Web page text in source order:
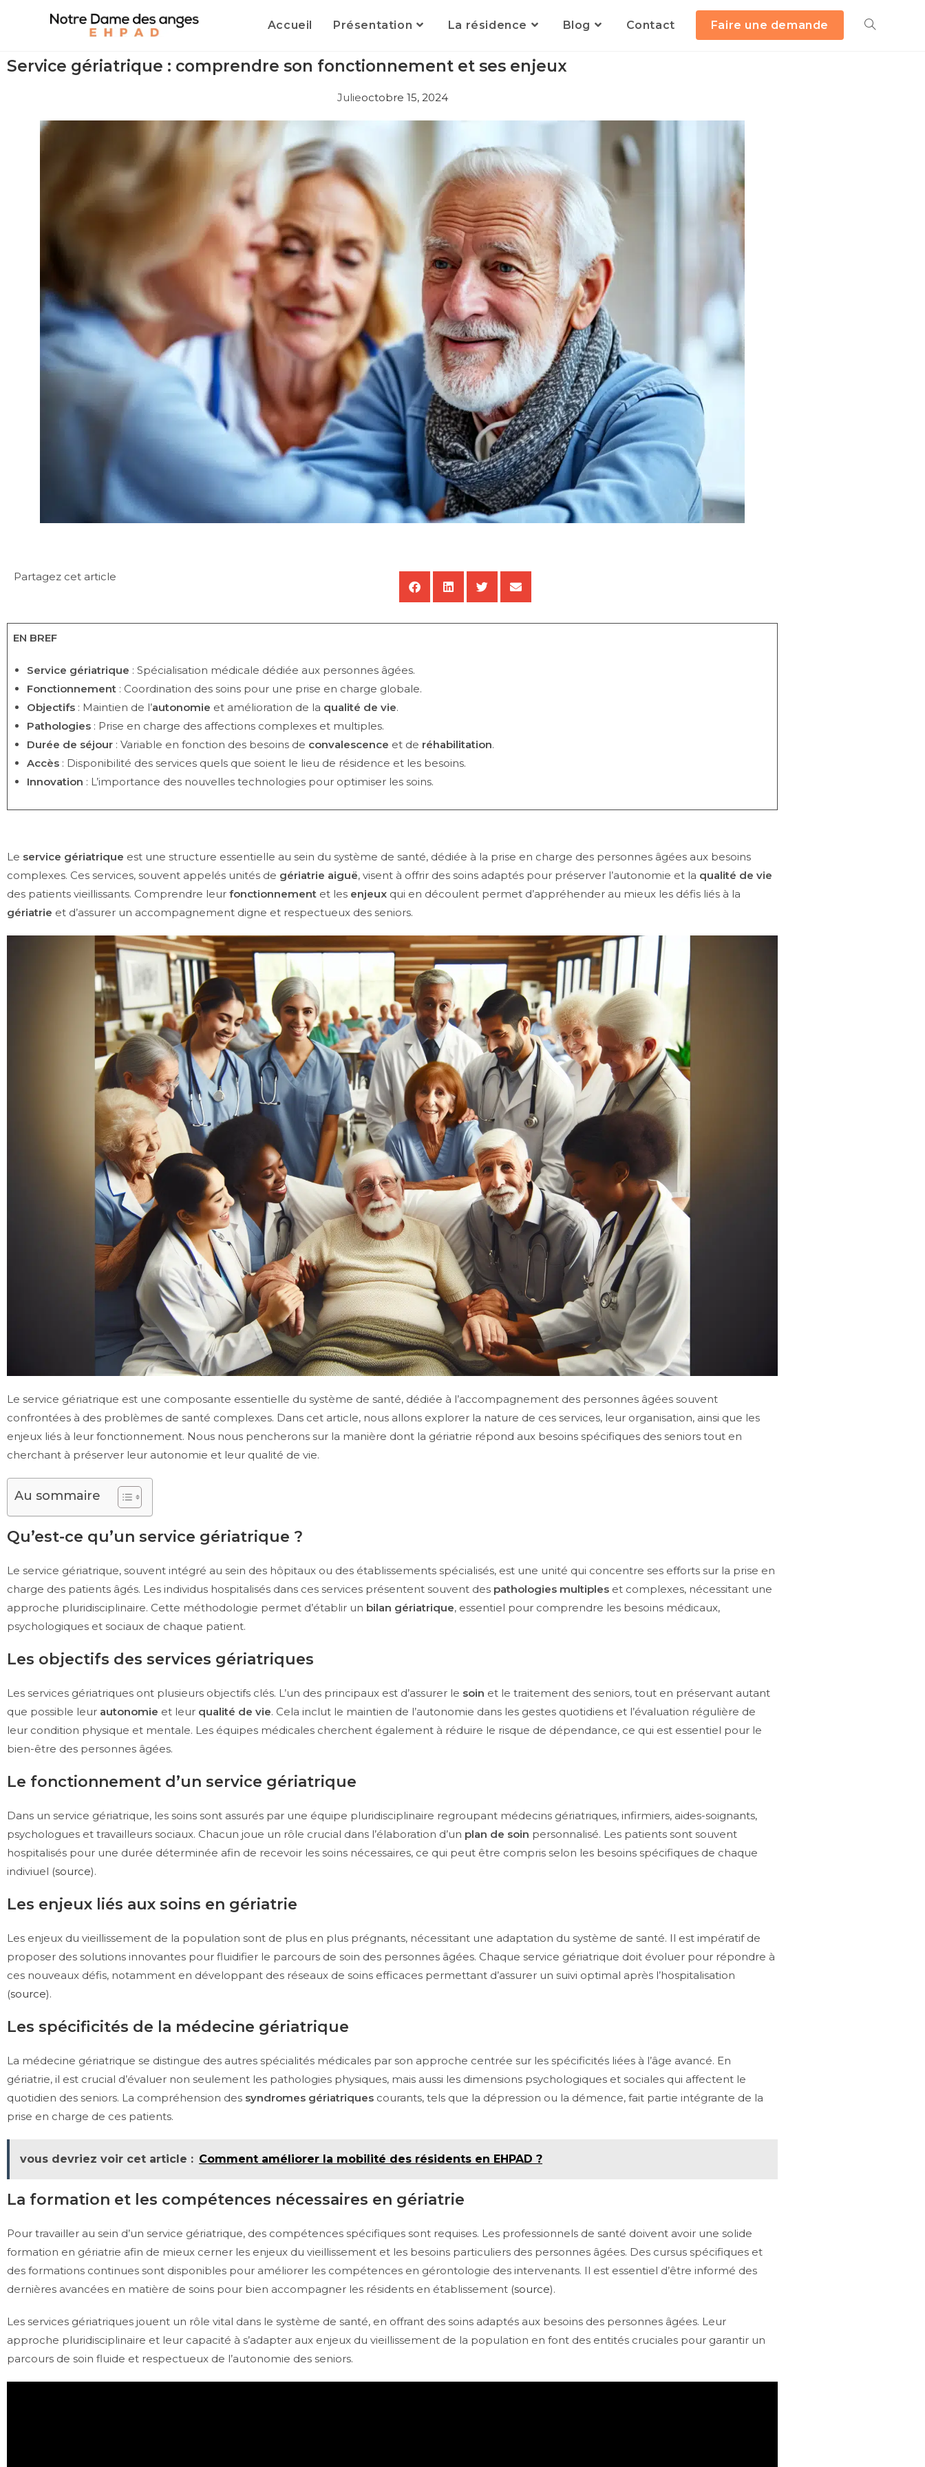
Accueil Présentation La résidence Blog Contact Faire une demande
Service gériatrique : comprendre son fonctionnement et ses enjeux
Julieoctobre 15, 2024
Partagez cet article
EN BREF
Service gériatrique : Spécialisation médicale dédiée aux personnes âgées.
Fonctionnement: Coordination des soins pour une prise en charge globale.
Objectifs: Maintien de l’autonomie et amélioration de la qualité de vie.
Pathologies: Prise en charge des affections complexes et multiples.
Durée de séjour: Variable en fonction des besoins de convalescence et de réhabilitation.
Accès: Disponibilité des services quels que soient le lieu de résidence et les besoins.
Innovation : L’importance des nouvelles technologies pour optimiser les soins.
Le service gériatrique est une structure essentielle au sein du système de santé, dédiée à la prise en charge des personnes âgées aux besoins
complexes. Ces services, souvent appelés unités de gériatrie aiguë, visent à offrir des soins adaptés pour préserver l’autonomie et la qualité de vie
des patients vieillissants. Comprendre leur fonctionnement et les enjeux qui en découlent permet d’appréhender au mieux les défis liés à la
gériatrie et d’assurer un accompagnement digne et respectueux des seniors.
Le service gériatrique est une composante essentielle du système de santé, dédiée à l’accompagnement des personnes âgées souvent
confrontées à des problèmes de santé complexes. Dans cet article, nous allons explorer la nature de ces services, leur organisation, ainsi que les
enjeux liés à leur fonctionnement. Nous nous pencherons sur la manière dont la gériatrie répond aux besoins spécifiques des seniors tout en
cherchant à préserver leur autonomie et leur qualité de vie.
Au sommaire
Qu’est-ce qu’un service gériatrique ?
Le service gériatrique, souvent intégré au sein des hôpitaux ou des établissements spécialisés, est une unité qui concentre ses efforts sur la prise en
charge des patients âgés. Les individus hospitalisés dans ces services présentent souvent des pathologies multiples et complexes, nécessitant une
approche pluridisciplinaire. Cette méthodologie permet d’établir un bilan gériatrique, essentiel pour comprendre les besoins médicaux,
psychologiques et sociaux de chaque patient.
Les objectifs des services gériatriques
Les services gériatriques ont plusieurs objectifs clés. L’un des principaux est d’assurer le soin et le traitement des seniors, tout en préservant autant
que possible leur autonomie et leur qualité de vie. Cela inclut le maintien de l’autonomie dans les gestes quotidiens et l’évaluation régulière de
leur condition physique et mentale. Les équipes médicales cherchent également à réduire le risque de dépendance, ce qui est essentiel pour le
bien-être des personnes âgées.
Le fonctionnement d’un service gériatrique
Dans un service gériatrique, les soins sont assurés par une équipe pluridisciplinaire regroupant médecins gériatriques, infirmiers, aides-soignants,
psychologues et travailleurs sociaux. Chacun joue un rôle crucial dans l’élaboration d’un plan de soin personnalisé. Les patients sont souvent
hospitalisés pour une durée déterminée afin de recevoir les soins nécessaires, ce qui peut être compris selon les besoins spécifiques de chaque
indiviuel (source).
Les enjeux liés aux soins en gériatrie
Les enjeux du vieillissement de la population sont de plus en plus prégnants, nécessitant une adaptation du système de santé. Il est impératif de
proposer des solutions innovantes pour fluidifier le parcours de soin des personnes âgées. Chaque service gériatrique doit évoluer pour répondre à
ces nouveaux défis, notamment en développant des réseaux de soins efficaces permettant d’assurer un suivi optimal après l’hospitalisation
(source).
Les spécificités de la médecine gériatrique
La médecine gériatrique se distingue des autres spécialités médicales par son approche centrée sur les spécificités liées à l’âge avancé. En
gériatrie, il est crucial d’évaluer non seulement les pathologies physiques, mais aussi les dimensions psychologiques et sociales qui affectent le
quotidien des seniors. La compréhension des syndromes gériatriques courants, tels que la dépression ou la démence, fait partie intégrante de la
prise en charge de ces patients.
vous devriez voir cet article : Comment améliorer la mobilité des résidents en EHPAD ?
La formation et les compétences nécessaires en gériatrie
Pour travailler au sein d’un service gériatrique, des compétences spécifiques sont requises. Les professionnels de santé doivent avoir une solide
formation en gériatrie afin de mieux cerner les enjeux du vieillissement et les besoins particuliers des personnes âgées. Des cursus spécifiques et
des formations continues sont disponibles pour améliorer les compétences en gérontologie des intervenants. Il est essentiel d’être informé des
dernières avancées en matière de soins pour bien accompagner les résidents en établissement (source).
Les services gériatriques jouent un rôle vital dans le système de santé, en offrant des soins adaptés aux besoins des personnes âgées. Leur
approche pluridisciplinaire et leur capacité à s’adapter aux enjeux du vieillissement de la population en font des entités cruciales pour garantir un
parcours de soin fluide et respectueux de l’autonomie des seniors.